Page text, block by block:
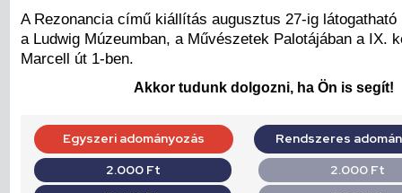
A Rezonancia című kiállítás augusztus 27-ig látogatható
a Ludwig Múzeumban, a Művészetek Palotájában a IX.
Marcell út 1-ben.
Akkor tudunk dolgozni, ha Ön is segít!